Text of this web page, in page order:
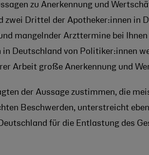
zu Anerkennung und
zwei Drittel der Apotheker:innen in
mangelnder Arzttermine bei
in Deutschland von Politiker:innen
Arbeit große Anerkennung und
der Aussage zustimmen, die
Beschwerden, unterstreicht
für die Entlastung des